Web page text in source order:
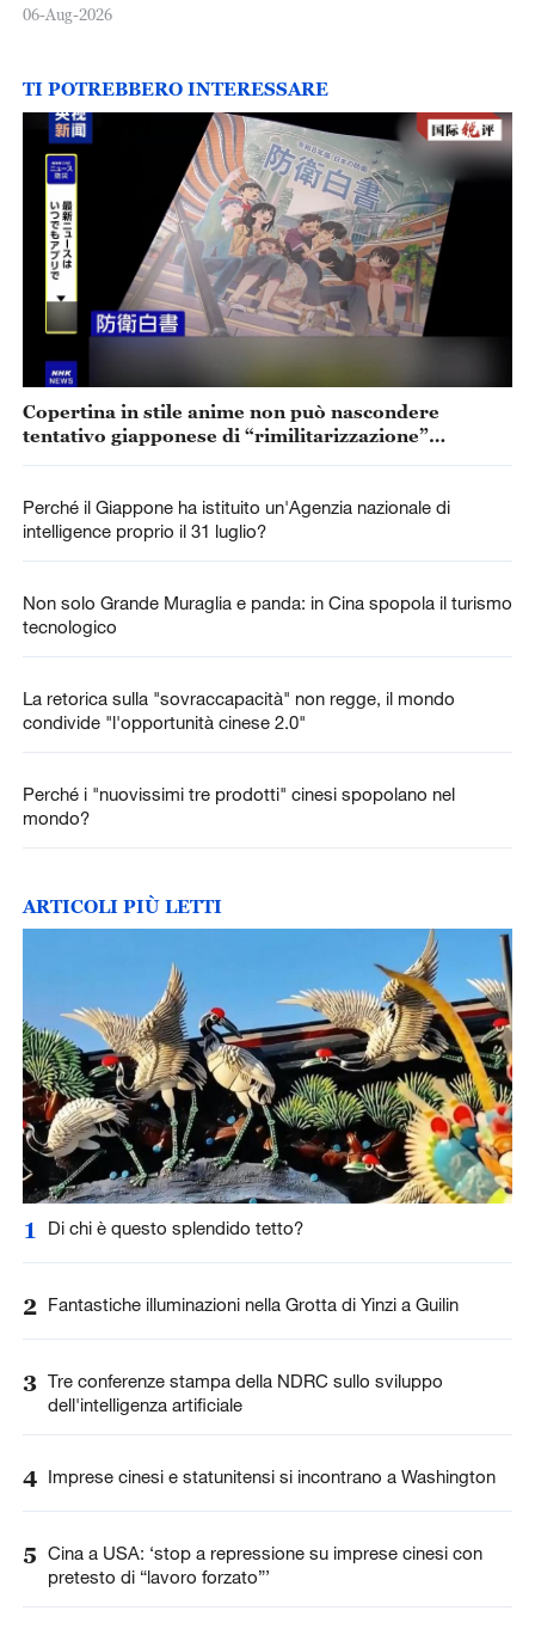
06-Aug-2026
TI POTREBBERO INTERESSARE
Copertina in stile anime non può nascondere
tentativo giapponese di “rimilitarizzazione”
Perché il Giappone ha istituito un'Agenzia nazionale di
intelligence proprio il 31 luglio?
Non solo Grande Muraglia e panda: in Cina spopola il turismo
tecnologico
La retorica sulla "sovraccapacità" non regge, il mondo
condivide "l'opportunità cinese 2.0"
Perché i "nuovissimi tre prodotti" cinesi spopolano nel
mondo?
ARTICOLI PIÙ LETTI
1 Di chi è questo splendido tetto?
2 Fantastiche illuminazioni nella Grotta di Yinzi a Guilin
3 Tre conferenze stampa della NDRC sullo sviluppo
dell'intelligenza artificiale
4 Imprese cinesi e statunitensi si incontrano a Washington
5 Cina a USA: ‘stop a repressione su imprese cinesi con
pretesto di “lavoro forzato”’